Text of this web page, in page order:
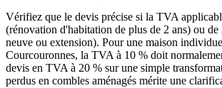
Vérifiez que le devis précise si la TVA
(rénovation d'habitation de plus de 2 ans) ou
neuve ou extension). Pour une maison
Courcouronnes, la TVA à 10 % doit
devis en TVA à 20 % sur une simple
perdus en combles aménagés mérite une